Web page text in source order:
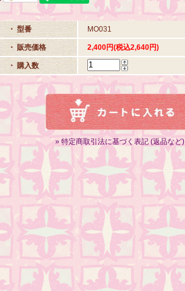
・ 型番 MO031
・ 販売価格 2,400円(税込2,640円)
・ 購入数
» 特定商取引法に基づく表記 (返品など)